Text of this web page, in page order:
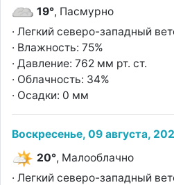
19°, Пасмурно
· Легкий северо-западный
· Влажность: 75%
· Давление: 762 мм рт. ст.
· Облачность: 34%
· Осадки: 0 мм
Воскресенье, 09 августа,
20°, Малооблачно
· Легкий северо-западный